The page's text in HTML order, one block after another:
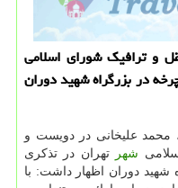
و ترافیك شورای اسلامی
در بزرگراه شهید دوران
محمد علیخانی در دویست و
شهر
تهران در تذکری
شهید دوران اظهار داشت: با